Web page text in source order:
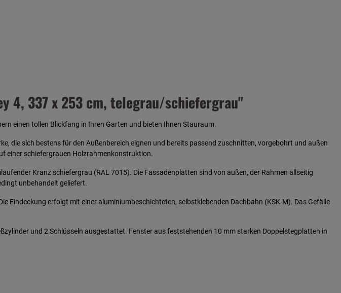
4, 337 x 253 cm, telegrau/schiefergrau"
einen tollen Blickfang in Ihren Garten und bieten Ihnen Stauraum.
die sich bestens für den Außenbereich eignen und bereits passend zuschnitten, vorgebohrt und außen
einer schiefergrauen Holzrahmenkonstruktion.
Kranz schiefergrau (RAL 7015). Die Fassadenplatten sind von außen, der Rahmen allseitig
unbehandelt geliefert.
Eindeckung erfolgt mit einer aluminiumbeschichteten, selbstklebenden Dachbahn (KSK-M). Das Gefälle
und 2 Schlüsseln ausgestattet. Fenster aus feststehenden 10 mm starken Doppelstegplatten in